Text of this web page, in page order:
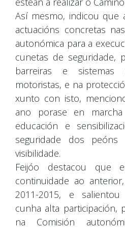
Así mesmo, indicou que
actuacións concretas
autonómica para a
cunetas de seguridade,
barreiras e
motoristas, e na
xunto con isto,
ano porase en
educación e
seguridade dos
visibilidade.
Feijóo destacou que
continuidade ao
2011-2015, e
cunha alta participación,
na Comisión